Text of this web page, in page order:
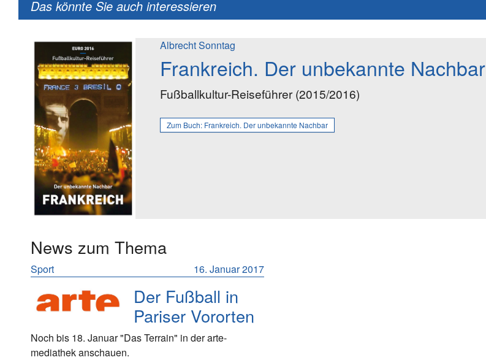
Das könnte Sie auch interessieren
Albrecht Sonntag
Frankreich. Der unbekannte Nachbar
Fußballkultur-Reiseführer (2015/2016)
Zum Buch: Frankreich. Der unbekannte Nachbar
News zum Thema
16. Januar 2017
Sport
Der Fußball in
Pariser Vororten
Noch bis 18. Januar "Das Terrain" in der arte-
mediathek anschauen.